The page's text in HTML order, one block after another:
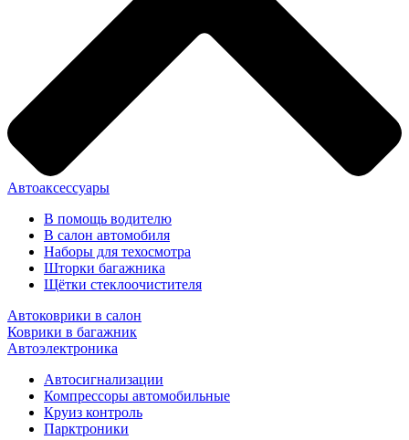
Автоаксессуары
В помощь водителю
В салон автомобиля
Наборы для техосмотра
Шторки багажника
Щётки стеклоочистителя
Автоковрики в салон
Коврики в багажник
Автоэлектроника
Автосигнализации
Компрессоры автомобильные
Круиз контроль
Парктроники